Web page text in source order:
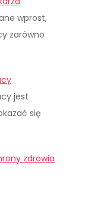
wprost,
zarówno
jest
się
zdrowia